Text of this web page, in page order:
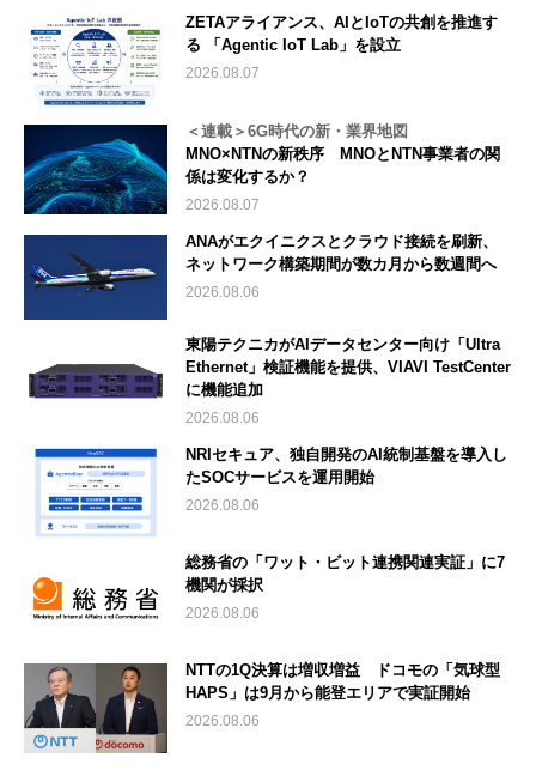
ZETAアライアンス、AIとIoTの共創を推進す
る 「Agentic IoT Lab」を設立
2026.08.07
＜連載＞6G時代の新・業界地図
MNO×NTNの新秩序 MNOとNTN事業者の関
係は変化するか？
2026.08.07
ANAがエクイニクスとクラウド接続を刷新、
ネットワーク構築期間が数カ月から数週間へ
2026.08.06
東陽テクニカがAIデータセンター向け「Ultra
Ethernet」検証機能を提供、VIAVI TestCenter
に機能追加
2026.08.06
NRIセキュア、独自開発のAI統制基盤を導入し
たSOCサービスを運用開始
2026.08.06
総務省の「ワット・ビット連携関連実証」に7
機関が採択
2026.08.06
NTTの1Q決算は増収増益 ドコモの「気球型
HAPS」は9月から能登エリアで実証開始
2026.08.06